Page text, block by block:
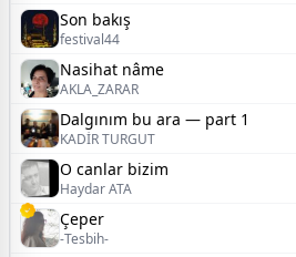
Son bakış
festival44
Nasihat nâme
AKLA_ZARAR
Dalgınım bu ara — part 1
KADİR TURGUT
O canlar bizim
Haydar ATA
Çeper
-Tesbih-